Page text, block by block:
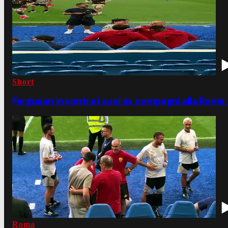
Short
Ferguson incontra i suoi ex compagni alla
Roma